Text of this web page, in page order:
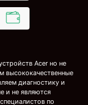
Acer но не
высококачественные
диагностику и
и не являются
по